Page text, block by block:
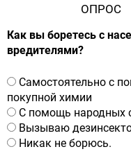
ОПРОС
Как вы боретесь с
вредителями?
В
а
р
и
а
Самостоятельно с
покупной химии
С помощь народных
Вызываю
Никак не борюсь.